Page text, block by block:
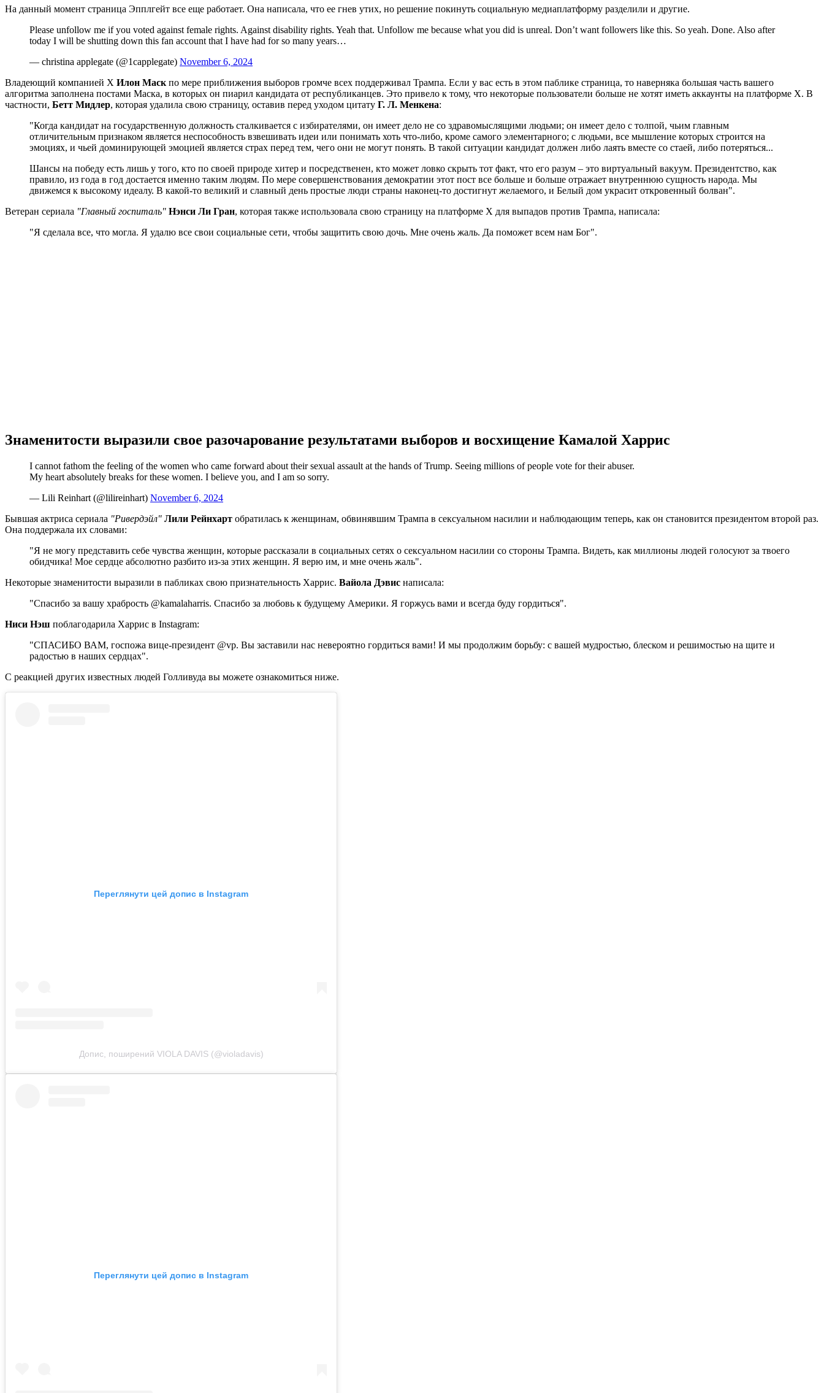
На данный момент страница Эпплгейт все еще работает. Она написала, что ее гнев утих, но решение покинуть социальную медиаплатформу разделили и другие.
Please unfollow me if you voted against female rights. Against disability rights. Yeah that. Unfollow me because what you did is unreal. Don’t want followers like this. So yeah. Done. Also after
today I will be shutting down this fan account that I have had for so many years…
— christina applegate (@1capplegate) November 6, 2024
Владеющий компанией X Илон Маск по мере приближения выборов громче всех поддерживал Трампа. Если у вас есть в этом паблике страница, то наверняка большая часть вашего
алгоритма заполнена постами Маска, в которых он пиарил кандидата от республиканцев. Это привело к тому, что некоторые пользователи больше не хотят иметь аккаунты на платформе Х. В
частности, Бетт Мидлер, которая удалила свою страницу, оставив перед уходом цитату Г. Л. Менкена:
"Когда кандидат на государственную должность сталкивается с избирателями, он имеет дело не со здравомыслящими людьми; он имеет дело с толпой, чьим главным
отличительным признаком является неспособность взвешивать идеи или понимать хоть что-либо, кроме самого элементарного; с людьми, все мышление которых строится на
эмоциях, и чьей доминирующей эмоцией является страх перед тем, чего они не могут понять. В такой ситуации кандидат должен либо лаять вместе со стаей, либо потеряться...
Шансы на победу есть лишь у того, кто по своей природе хитер и посредственен, кто может ловко скрыть тот факт, что его разум – это виртуальный вакуум. Президентство, как
правило, из года в год достается именно таким людям. По мере совершенствования демократии этот пост все больше и больше отражает внутреннюю сущность народа. Мы
движемся к высокому идеалу. В какой-то великий и славный день простые люди страны наконец-то достигнут желаемого, и Белый дом украсит откровенный болван".
Ветеран сериала "Главный госпиталь" Нэнси Ли Гран, которая также использовала свою страницу на платформе Х для выпадов против Трампа, написала:
"Я сделала все, что могла. Я удалю все свои социальные сети, чтобы защитить свою дочь. Мне очень жаль. Да поможет всем нам Бог".
Знаменитости выразили свое разочарование результатами выборов и восхищение Камалой Харрис
I cannot fathom the feeling of the women who came forward about their sexual assault at the hands of Trump. Seeing millions of people vote for their abuser.
My heart absolutely breaks for these women. I believe you, and I am so sorry.
— Lili Reinhart (@lilireinhart) November 6, 2024
Бывшая актриса сериала "Ривердэйл" Лили Рейнхарт обратилась к женщинам, обвинявшим Трампа в сексуальном насилии и наблюдающим теперь, как он становится президентом второй раз.
Она поддержала их словами:
"Я не могу представить себе чувства женщин, которые рассказали в социальных сетях о сексуальном насилии со стороны Трампа. Видеть, как миллионы людей голосуют за твоего
обидчика! Мое сердце абсолютно разбито из-за этих женщин. Я верю им, и мне очень жаль".
Некоторые знаменитости выразили в пабликах свою признательность Харрис. Вайола Дэвис написала:
"Спасибо за вашу храбрость @kamalaharris. Спасибо за любовь к будущему Америки. Я горжусь вами и всегда буду гордиться".
Ниси Нэш поблагодарила Харрис в Instagram:
"СПАСИБО ВАМ, госпожа вице-президент @vp. Вы заставили нас невероятно гордиться вами! И мы продолжим борьбу: с вашей мудростью, блеском и решимостью на щите и
радостью в наших сердцах".
С реакцией других известных людей Голливуда вы можете ознакомиться ниже.
Переглянути цей допис в Instagram
Допис, поширений VIOLA DAVIS (@violadavis)
Переглянути цей допис в Instagram